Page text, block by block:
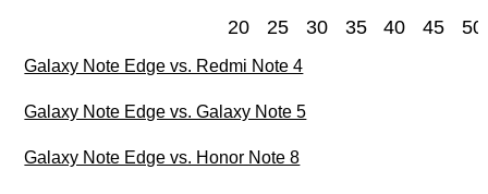
20 25 30 35 40 45 50
Galaxy Note Edge vs. Redmi Note 4
Galaxy Note Edge vs. Galaxy Note 5
Galaxy Note Edge vs. Honor Note 8